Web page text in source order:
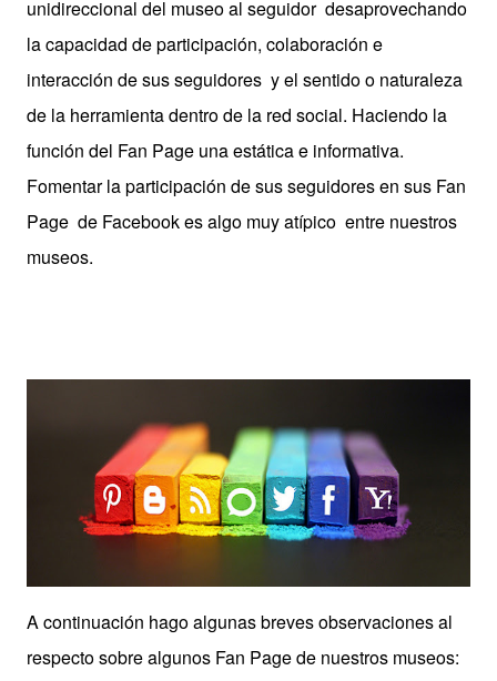
unidireccional del museo al seguidor desaprovechando
la capacidad de participación, colaboración e
interacción de sus seguidores y el sentido o naturaleza
de la herramienta dentro de la red social. Haciendo la
función del Fan Page una estática e informativa.
Fomentar la participación de sus seguidores en sus Fan
Page de Facebook es algo muy atípico entre nuestros
museos.
A continuación hago algunas breves observaciones al
respecto sobre algunos Fan Page de nuestros museos: